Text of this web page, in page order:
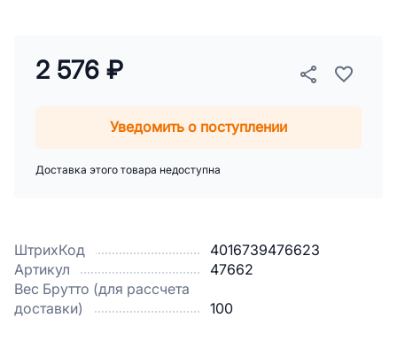
ШтрихКод
4016739476623
Артикул
47662
Вес Брутто (для рассчета
доставки)
100
2 576 ₽
Уведомить о поступлении
Доставка этого товара недоступна